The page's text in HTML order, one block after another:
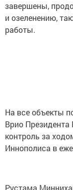
завершены,
и озеленению,
работы.
На все объекты
Врио Президента
контроль за
Иннополиса в